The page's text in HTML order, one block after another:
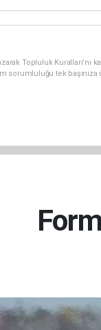
Topluluk
sorumluluğu tek